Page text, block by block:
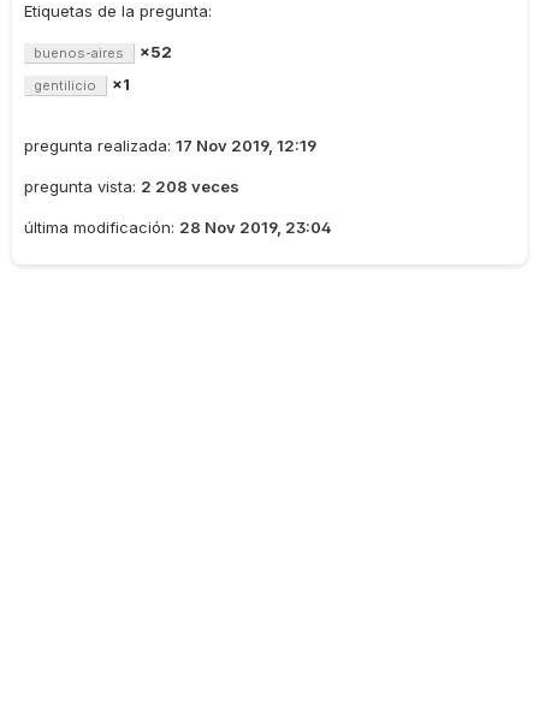
Etiquetas de la pregunta:
buenos-aires ×52
gentilicio ×1
pregunta realizada: 17 Nov 2019, 12:19
pregunta vista: 2 208 veces
última modificación: 28 Nov 2019, 23:04